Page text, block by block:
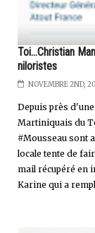
Toi...Christian
niloristes
NOVEMBRE 2ND,
Depuis près
Martiniquais du
#Mousseau sont
locale tente de
mail récupéré en
Karine qui a